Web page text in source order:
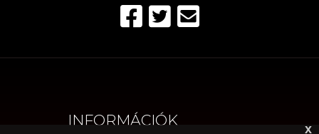
x
INFORMÁCIÓK